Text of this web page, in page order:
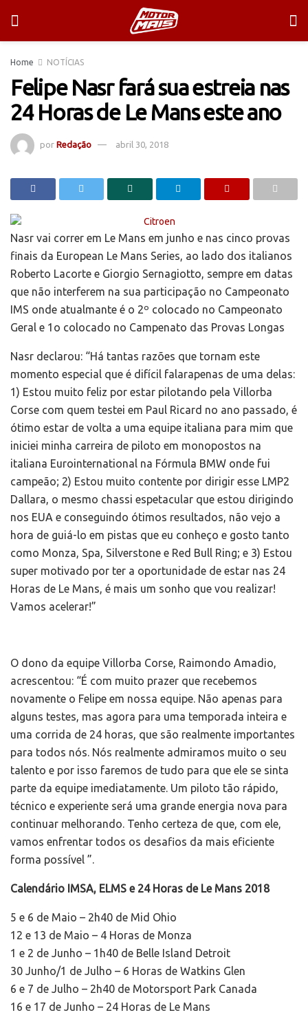
Home NOTÍCIAS
Felipe Nasr fará sua estreia nas
24 Horas de Le Mans este ano
por Redação abril 30, 2018
Nasr vai correr em Le Mans em junho e nas cinco provas
finais da European Le Mans Series, ao lado dos italianos
Roberto Lacorte e Giorgio Sernagiotto, sempre em datas
que não interferem na sua participação no Campeonato
IMS onde atualmante é o 2º colocado no Campeonato
Geral e 1o colocado no Campenato das Provas Longas
Nasr declarou: “Há tantas razões que tornam este
momento especial que é difícil falarapenas de uma delas:
1) Estou muito feliz por estar pilotando pela Villorba
Corse com quem testei em Paul Ricard no ano passado, é
ótimo estar de volta a uma equipe italiana para mim que
iniciei minha carreira de piloto em monopostos na
italiana Eurointernational na Fórmula BMW onde fui
campeão; 2) Estou muito contente por dirigir esse LMP2
Dallara, o mesmo chassi espetacular que estou dirigindo
nos EUA e conseguindo ótimos resultados, não vejo a
hora de guiá-lo em pistas que eu conheço e gosto tanto
como Monza, Spa, Silverstone e Red Bull Ring; e 3) Estou
super motivado por ter a oportunidade de estar nas 24
Horas de Le Mans, é mais um sonho que vou realizar!
Vamos acelerar!”
O dono da equipe Villorba Corse, Raimondo Amadio,
acrescentou: “É com muito prazer que recebemos
novamente o Felipe em nossa equipe. Não apenas para
alguns testes, mas agora para uma temporada inteira e
uma corrida de 24 horas, que são realmente importantes
para todos nós. Nós realmente admiramos muito o seu
talento e por isso faremos de tudo para que ele se sinta
parte da equipe imediatamente. Um piloto tão rápido,
técnico e experiente será uma grande energia nova para
continuar melhorando. Tenho certeza de que, com ele,
vamos enfrentar todos os desafios da mais eficiente
forma possível ”.
Calendário IMSA, ELMS e 24 Horas de Le Mans 2018
5 e 6 de Maio – 2h40 de Mid Ohio
12 e 13 de Maio – 4 Horas de Monza
1 e 2 de Junho – 1h40 de Belle Island Detroit
30 Junho/1 de Julho – 6 Horas de Watkins Glen
6 e 7 de Julho – 2h40 de Motorsport Park Canada
16 e 17 de Junho – 24 Horas de Le Mans